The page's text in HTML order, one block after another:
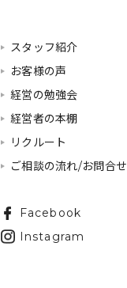
スタッフ紹介
お客様の声
経営の勉強会
経営者の本棚
リクルート
ご相談の流れ/お問合せ
Facebook
Instagram